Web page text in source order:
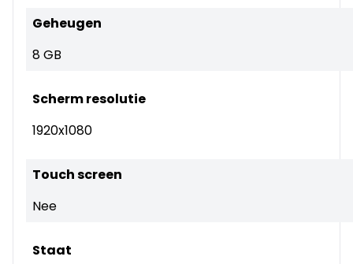
Geheugen
8 GB
Scherm resolutie
1920x1080
Touch screen
Nee
Staat